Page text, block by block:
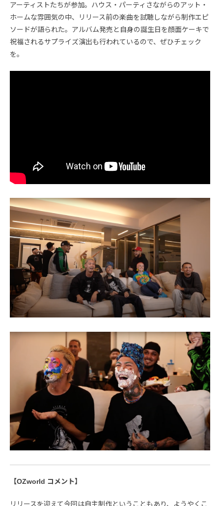
アーティストたちが参加。ハウス・パーティさながらのアット・
ホームな雰囲気の中、リリース前の楽曲を試聴しながら制作エピ
ソードが語られた。アルバム発売と自身の誕生日を顔面ケーキで
祝福されるサプライズ演出も行われているので、ぜひチェック
を。
【OZworld コメント】
リリースを迎えて今回は自主制作ということもあり、ようやくこ